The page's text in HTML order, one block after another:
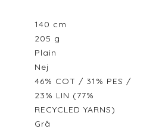
140 cm
205 g
Plain
Nej
46% COT / 31% PES /
23% LIN (77%
RECYCLED YARNS)
Grå